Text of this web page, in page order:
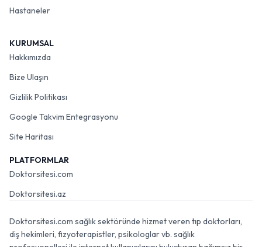
Hastaneler
KURUMSAL
Hakkımızda
Bize Ulaşın
Gizlilik Politikası
Google Takvim Entegrasyonu
Site Haritası
PLATFORMLAR
Doktorsitesi.com
Doktorsitesi.az
Doktorsitesi.com sağlık sektöründe hizmet veren tıp doktorları,
diş hekimleri, fizyoterapistler, psikologlar vb. sağlık